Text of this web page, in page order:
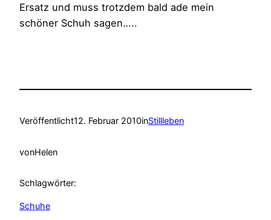
Ersatz und muss trotzdem bald ade mein
schöner Schuh sagen…..
Veröffentlicht12. Februar 2010inStillleben
vonHelen
Schlagwörter:
Schuhe